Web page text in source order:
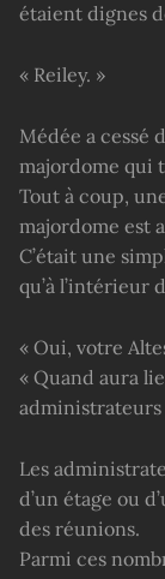
étaient dignes
« Reiley. »
Médée a cessé
majordome qui
Tout à coup,
majordome est
C’était une
qu’à l’intérieur
« Oui, votre
« Quand aura
administrateurs
Les
d’un étage ou
des réunions.
Parmi ces